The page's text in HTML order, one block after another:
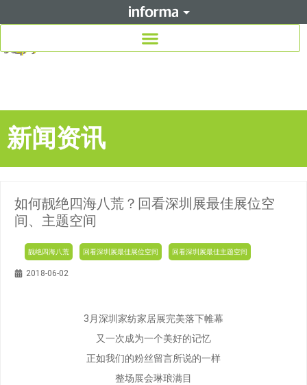
新闻资讯
如何靓绝四海八荒？回看深圳展最佳展位空
间、主题空间
靓绝四海八荒 回看深圳展最佳展位空间 回看深圳展最佳主题空间
2018-06-02
3月深圳家纺家居展完美落下帷幕
又一次成为一个美好的记忆
正如我们的粉丝留言所说的一样
整场展会琳琅满目